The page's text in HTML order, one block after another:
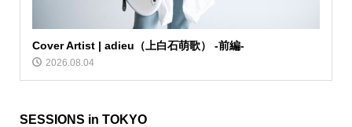
Cover Artist | adieu（上白石萌歌） -前編-
2026.08.04
SESSIONS in TOKYO